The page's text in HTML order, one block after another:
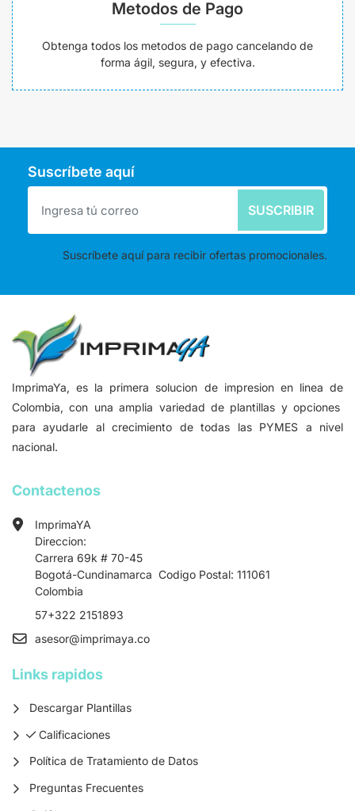
Metodos de Pago
Obtenga todos los metodos de pago cancelando de
forma ágil, segura, y efectiva.
Suscríbete aquí
SUSCRIBIR
Suscríbete aquí para recibir ofertas promocionales.
ImprimaYa, es la primera solucion de impresion en linea de
Colombia, con una amplia variedad de plantillas y opciones
para ayudarle al crecimiento de todas las PYMES a nivel
nacional.
Contactenos
ImprimaYA
Direccion:
Carrera 69k # 70-45
Bogotá-Cundinamarca Codigo Postal: 111061
Colombia
57+322 2151893
asesor@imprimaya.co
Links rapidos
Descargar Plantillas
Calificaciones
Calificaciones
Política de Tratamiento de Datos
Preguntas Frecuentes